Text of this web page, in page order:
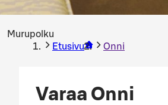
Murupolku
Etusivu
Onni
Varaa Onni